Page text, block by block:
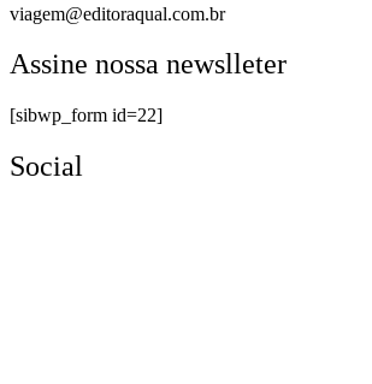
viagem@editoraqual.com.br
Assine nossa newslleter
[sibwp_form id=22]
Social